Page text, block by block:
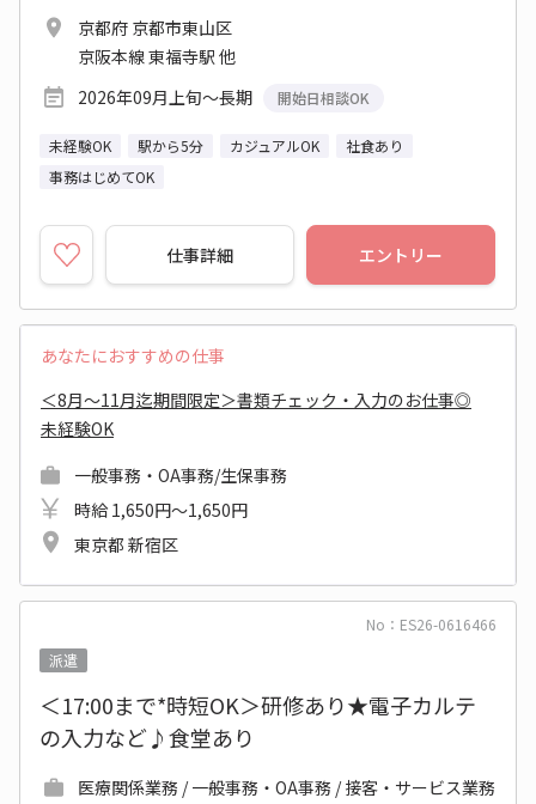
京都府 京都市東山区
京阪本線 東福寺駅 他
2026年09月上旬～長期
開始日相談OK
未経験OK 駅から5分 カジュアルOK
社食あり
事務はじめてOK
仕事詳細 エントリー
あなたにおすすめの仕事
＜8月～11月迄期間限定＞書類チェック・入力のお仕事◎
未経験OK
一般事務・OA事務/生保事務
時給 1,650円～1,650円
東京都 新宿区
No：ES26-0616466
派遣
＜17:00まで*時短OK＞研修あり★電子カルテ
の入力など♪食堂あり
医療関係業務 / 一般事務・OA事務 / 接客・サービス業務